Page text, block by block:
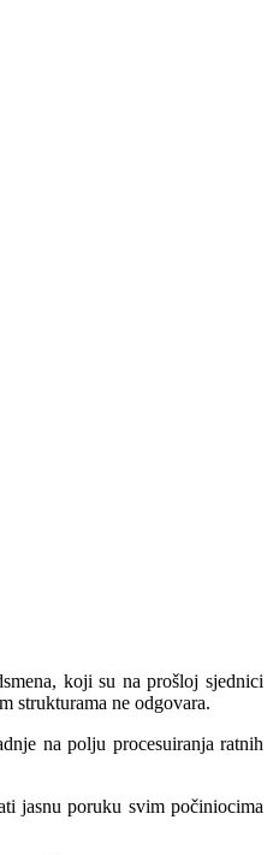
koji su na prošloj sjednici
strukturama ne odgovara.
na polju procesuiranja ratnih
jasnu poruku svim počiniocima